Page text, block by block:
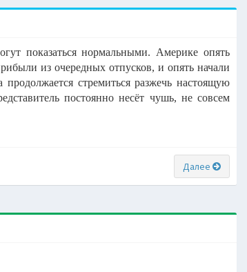
показаться нормальными. Америке опять
из очередных отпусков, и опять начали
стремиться разжечь настоящую
постоянно несёт чушь, не совсем
Далее